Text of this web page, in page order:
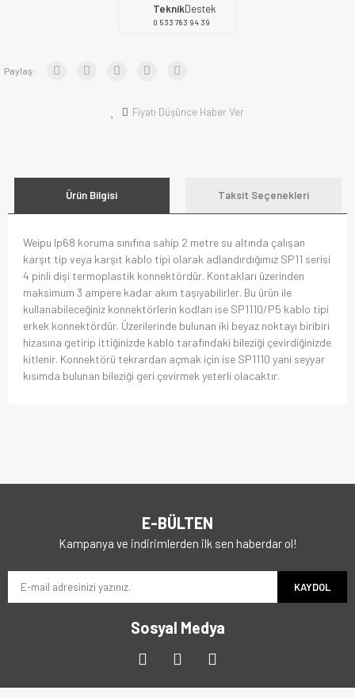
TeknikDestek
0 533 783 94 39
Paylaş:
Fiyatı Düşünce Haber Ver
Ürün Bilgisi Taksit Seçenekleri
Weipu Ip68 koruma sınıfına sahip 2 metre su altında çalışan
karşıt tip veya karşıt kablo tipi olarak adlandırdığımız SP11 serisi
4 pinli dişi termoplastik konnektördür. Kontakları üzerinden
maksimum 3 ampere kadar akım taşıyabilirler. Bu ürün ile
kullanabileceğiniz konnektörlerin kodları ise SP1110/P5 kablo tipi
erkek konnektördür. Üzerilerinde bulunan iki beyaz noktayı biribiri
hizasına getirip ittiğinizde kablo tarafındaki bileziği çevirdiğinizde
kitlenir. Konnektörü tekrardan açmak için ise SP1110 yani seyyar
kısımda bulunan bileziği geri çevirmek yeterli olacaktır.
E-BÜLTEN
Kampanya ve indirimlerden ilk sen haberdar ol!
KAYDOL
Sosyal Medya